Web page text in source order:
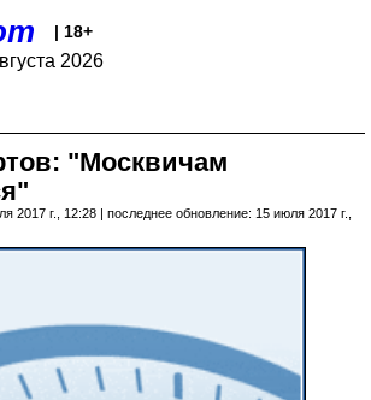
| 18+
2026
"Москвичам
2017 г., 12:28 | последнее обновление: 15 июля 2017 г.,